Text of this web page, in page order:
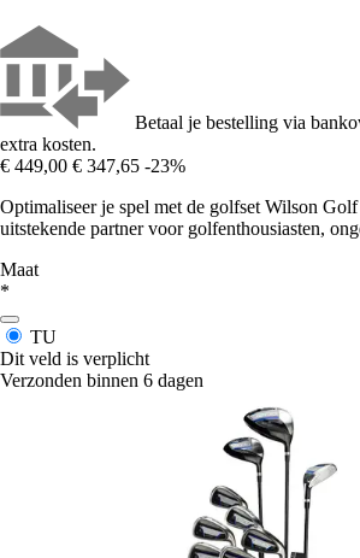
Betaal je bestelling via
extra kosten.
€ 449,00 € 347,65 -23%
Optimaliseer je spel met de golfset Wilson
uitstekende partner voor golfenthousiasten,
Maat
*
TU
Dit veld is verplicht
Verzonden binnen 6 dagen